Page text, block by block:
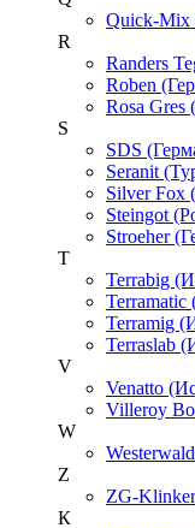
Quick-Mix
R
Randers
Roben
Rosa Gres
S
SDS
Seranit
Silver Fox
Steingot
Stroeher
T
Terrabig
Terramatic
Terramig
Terraslab
V
Venatto
Villeroy
W
Z
ZG-
К